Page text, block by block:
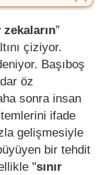
zekaların”
çiziyor.
Başıboş
öz
sonra insan
ifade
gelişmesiyle
bir tehdit
"sınır